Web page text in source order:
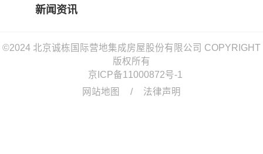
新闻资讯
©2024 北京诚栋国际营地集成房屋股份有限公司 COPYRIGHT
版权所有
京ICP备11000872号-1
网站地图
/ 法律声明